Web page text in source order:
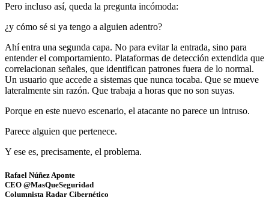
Pero incluso así, queda la pregunta incómoda:
¿y cómo sé si ya tengo a alguien adentro?
Ahí entra una segunda capa. No para evitar la entrada, sino para
entender el comportamiento. Plataformas de detección extendida que
correlacionan señales, que identifican patrones fuera de lo normal.
Un usuario que accede a sistemas que nunca tocaba. Que se mueve
lateralmente sin razón. Que trabaja a horas que no son suyas.
Porque en este nuevo escenario, el atacante no parece un intruso.
Parece alguien que pertenece.
Y ese es, precisamente, el problema.
Rafael Núñez Aponte
CEO @MasQueSeguridad
Columnista Radar Cibernético